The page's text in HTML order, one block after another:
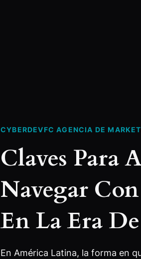
CYBERDEVFC AGENCIA DE
Claves Para
Navegar
En La Era
En América Latina, la forma en